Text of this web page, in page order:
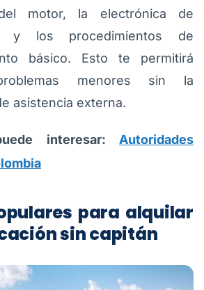
motor, la electrónica de
y los procedimientos de
básico. Esto te permitirá
menores sin la
asistencia externa.
interesar: Autoridades
para alquilar
sin capitán